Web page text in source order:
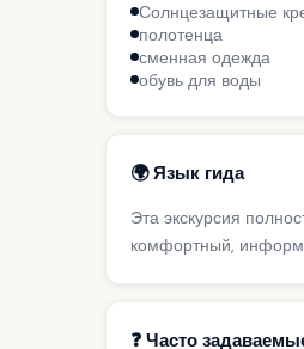
Солнцезащитные
полотенца
сменная одежда
обувь для воды
🌍 Язык гида
Эта экскурсия
комфортный,
❓ Часто